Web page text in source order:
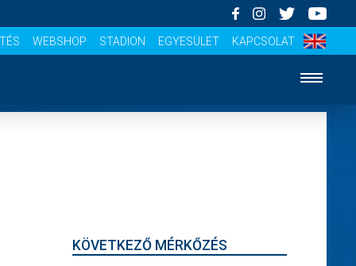
WEBSHOP STADION EGYESÜLET KAPCSOLAT
KÖVETKEZŐ MÉRKŐZÉS